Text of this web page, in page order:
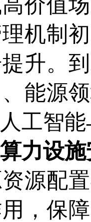
机制
升。
能源
工智
设施
配置
，保